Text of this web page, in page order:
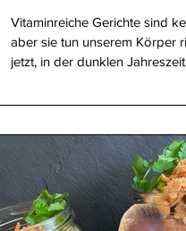
Vitaminreiche Gerichte sind
aber sie tun unserem Körper
jetzt, in der dunklen
unserem gestrigen Online-
WITTENSTEIN haben wir mit
echte Vitaminbomben
alltagstauglich und ohne
geht nicht um Perfektion,